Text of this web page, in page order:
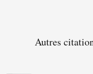
Autres